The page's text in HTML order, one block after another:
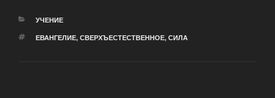
РУБРИКИ
УЧЕНИЕ
МЕТКИ
ЕВАНГЕЛИЕ, СВЕРХЪЕСТЕСТВЕННОЕ, СИЛА